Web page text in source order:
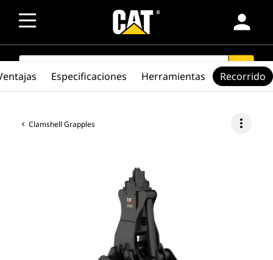
person
SEARCH search
Clamshell Grapples more_vert
Especificaciones Herramientas Recorrido